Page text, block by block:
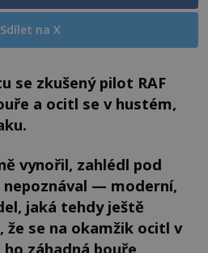
Sdílet na X
se zkušený pilot RAF
a ocitl se v hustém,
vynořil, zahlédl pod
— moderní,
jaká tehdy ještě
že se na okamžik ocitl v
ho záhadná bouře